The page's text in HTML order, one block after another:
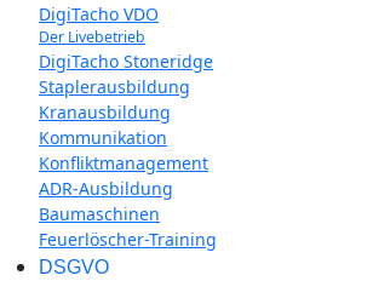
DigiTacho VDO
Der Livebetrieb
DigiTacho Stoneridge
Staplerausbildung
Kranausbildung
Kommunikation
Konfliktmanagement
ADR-Ausbildung
Baumaschinen
Feuerlöscher-Training
DSGVO